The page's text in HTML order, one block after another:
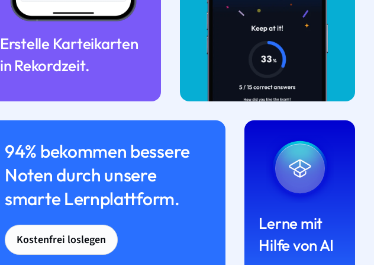
Erstelle Karteikarten
in Rekordzeit.
94% bekommen bessere
Noten durch unsere
smarte Lernplattform.
Kostenfrei loslegen
Lerne mit
Hilfe von AI